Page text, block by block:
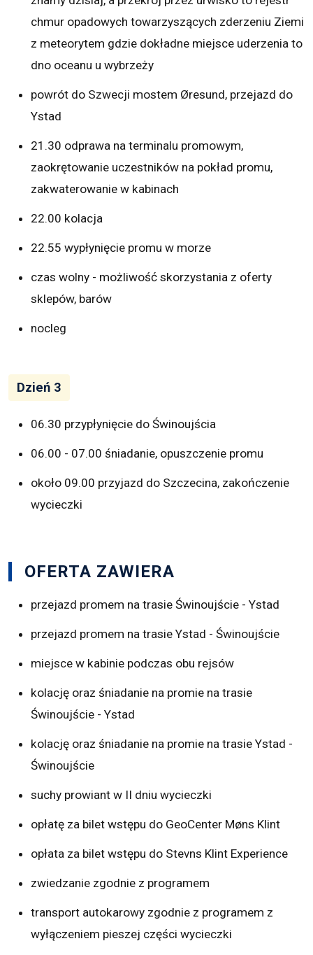
chmur opadowych towarzyszących zderzeniu Ziemi
z meteorytem gdzie dokładne miejsce uderzenia to
dno oceanu u wybrzeży
powrót do Szwecji mostem Øresund, przejazd do
Ystad
21.30 odprawa na terminalu promowym,
zaokrętowanie uczestników na pokład promu,
zakwaterowanie w kabinach
22.00 kolacja
22.55 wypłynięcie promu w morze
czas wolny - możliwość skorzystania z oferty
sklepów, barów
nocleg
Dzień 3
06.30 przypłynięcie do Świnoujścia
06.00 - 07.00 śniadanie, opuszczenie promu
około 09.00 przyjazd do Szczecina, zakończenie
wycieczki
OFERTA ZAWIERA
przejazd promem na trasie Świnoujście - Ystad
przejazd promem na trasie Ystad - Świnoujście
miejsce w kabinie podczas obu rejsów
kolację oraz śniadanie na promie na trasie
Świnoujście - Ystad
kolację oraz śniadanie na promie na trasie Ystad -
Świnoujście
suchy prowiant w II dniu wycieczki
opłatę za bilet wstępu do GeoCenter Møns Klint
opłata za bilet wstępu do Stevns Klint Experience
zwiedzanie zgodnie z programem
transport autokarowy zgodnie z programem z
wyłączeniem pieszej części wycieczki